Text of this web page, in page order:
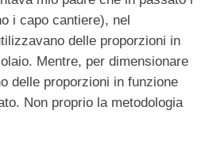
i capo cantiere), nel
delle proporzioni in
Mentre, per dimensionare
delle proporzioni in funzione
Non proprio la metodologia